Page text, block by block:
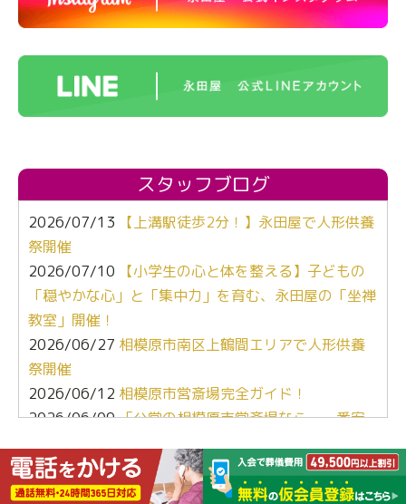
スタッフブログ
2026/07/13
【上溝駅徒歩2分！】永田屋で人形供養
祭開催
2026/07/10
【小学生の心と体を整える】子どもの
「穏やかな心」と「集中力」を育む、永田屋の「坐禅
教室」開催！
2026/06/27 相模原市南区上鶴間エリアで人形供養
祭開催
2026/06/12 相模原市営斎場完全ガイド！
2026/06/09「公営の相模原市営斎場なら、一番安
2026/05/12 【ぶっちゃけ比較】葬儀社選び、キー
ワードは「心」と「地元愛」でした。